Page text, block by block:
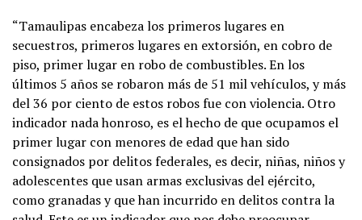
“Tamaulipas encabeza los primeros lugares en
secuestros, primeros lugares en extorsión, en cobro de
piso, primer lugar en robo de combustibles. En los
últimos 5 años se robaron más de 51 mil vehículos, y más
del 36 por ciento de estos robos fue con violencia. Otro
indicador nada honroso, es el hecho de que ocupamos el
primer lugar con menores de edad que han sido
consignados por delitos federales, es decir, niñas, niños y
adolescentes que usan armas exclusivas del ejército,
como granadas y que han incurrido en delitos contra la